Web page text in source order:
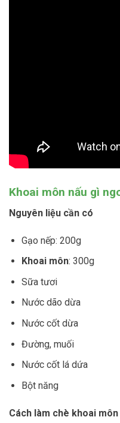
Khoai môn nấu gì
Nguyên liệu cần có
Gạo nếp: 200g
Khoai môn: 300g
Sữa tươi
Nước dão dừa
Nước cốt dừa
Đường, muối
Nước cốt lá dứa
Bột năng
Cách làm chè khoai môn